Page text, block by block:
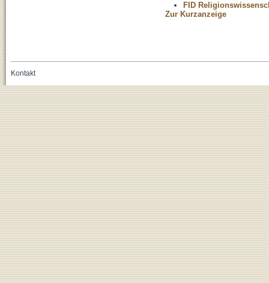
FID
Zur Kurzanzeige
Kontakt